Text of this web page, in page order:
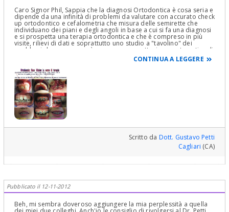
Caro Signor Phil, Sappia che la diagnosi Ortodontica è cosa seria e
dipende da una infinità di problemi da valutare con accurato check
up ortodontico e cefalometria che misura delle semirette che
individuano dei piani e degli angoli in base a cui si fa una diagnosi
e si prospetta una terapia ortodontica e che è compreso in più
visite, rilievi di dati e soprattutto uno studio a "tavolino" dei
problemi da correggere; è come una progettazione matematica di
una espressione, di un problema che la cui soluzione è in una
sequenza di espressioni, numeri e dati e, chiedere quello che
chiede lei per l'ortodonzia, sarebbe come chiedere ad un
matematico il risultato di un problema senza fargli fare tutti i
"passaggi" che lo possano portare alla soluzione richiesta. Vede,
siamo entrati in concetti complessi Cordialmente Gustavo Petti,
Parodontologia, Implantologia, Gnatologia e Riabilitazione Orale
Completa in Casi Clinici Complessi ed Ortodonzia e Pedodonzia la
figlia Claudia Petti, in Cagliari
CONTINUA A LEGGERE
Scritto da Dott. Gustavo Petti
Cagliari (CA)
Pubblicato il 12-11-2012
Beh, mi sembra doveroso aggiungere la mia perplessità a quella